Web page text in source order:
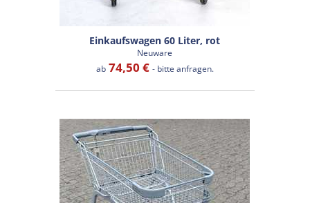
Einkaufswagen 60 Liter, rot
Neuware
ab74,50 € - bitte anfragen.